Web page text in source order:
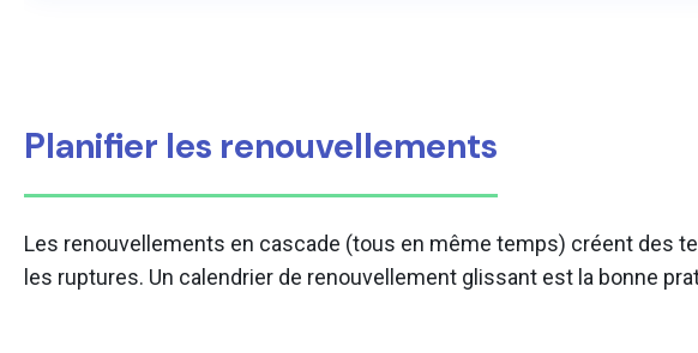
Planifier les renouvellements
Les renouvellements en cascade (tous en même temps) créent des
les ruptures. Un calendrier de renouvellement glissant est la bonne